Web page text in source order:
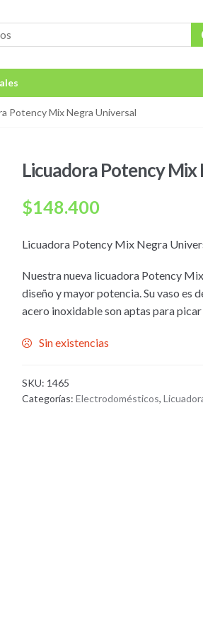
Potency Mix Negra Universal
Licuadora Potency
$148.400
Licuadora Potency Mix Negra
Nuestra nueva licuadora Potency
diseño y mayor potencia. Su vaso es
acero inoxidable son aptas para
Sin existencias
SKU: 1465
Categorías:Electrodomésticos,